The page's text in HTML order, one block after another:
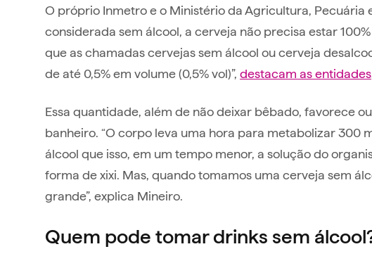
O próprio Inmetro e o Ministério da Agricultura,
considerada sem álcool, a cerveja não precisa estar
que as chamadas cervejas sem álcool ou cerveja
de até 0,5% em volume (0,5% vol)”, destacam as entidades
Essa quantidade, além de não deixar bêbado, favorece
banheiro. “O corpo leva uma hora para metabolizar 300
álcool que isso, em um tempo menor, a solução do
forma de xixi. Mas, quando tomamos uma cerveja sem
grande”, explica Mineiro.
Quem pode tomar drinks sem